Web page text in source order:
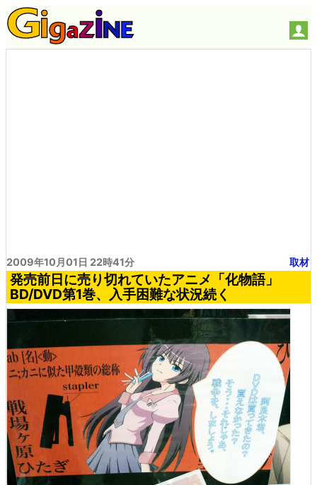
2009年10月01日 22時41分 取材
発売前日に売り切れていたアニメ「化物語」
BD/DVD第1巻、入手困難な状況続く